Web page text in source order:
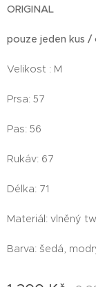
ORIGINAL
pouze jeden kus /
Velikost : M
Prsa: 57
Pas: 56
Rukáv: 67
Délka: 71
Materiál: vlněný
Barva: šedá,